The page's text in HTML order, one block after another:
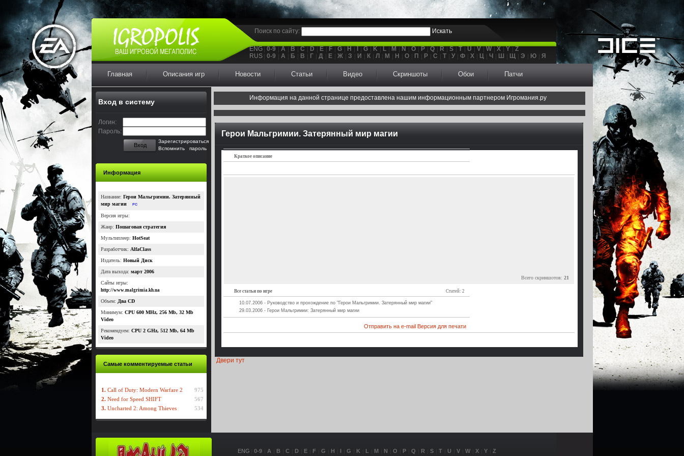
Поиск по сайту: Искать
ENG 0-9 A B C D E F G H G K L M N O P Q R S T U V W X Y
Z
RUS
0-9 А Б В Г Д Е Ж З И К Л М Н О П Р С Т У Ф Х Ц Ч Ш Щ Э Ю Я
Главная Описания игр Новости Статьи Видео Скриншоты Обои Патчи
Вход в систему
Логин:
Пароль:
Вход
Зарегистрироваться
Вспомнить пароль
Информация
Название: Герои Мальгримии. Затерянный
мир магии
PC
Версия игры:
Жанр: Пошаговая стратегия
Мультиплеер: HotSeat
Разработчик: AlfaClass
Издатель: Новый Диск
Дата выхода: март 2006
Сайты игры:
http://www.malgrimia.kh.ua
Объем: Два CD
Минимум: CPU 600 MHz, 256 Mb, 32 Mb
Video
Рекомендуем: CPU 2 GHz, 512 Mb, 64 Mb
Video
Самые комментируемые статьи
1.Call of Duty: Modern Warfare 2
975
2.Need for Speed SHIFT
567
3.Uncharted 2: Among Thieves 534
Информация на данной странице предоставлена нашим информационным партнером Игромания.ру
Герои Мальгримии. Затерянный мир магии
Краткое описание
Всего скриншотов: 21
Статей: 2
Все статьи по игре
10.07.2006 - Руководство и прохождение по "Герои Мальгримии. Затерянный мир магии"
29.03.2006 - Герои Мальгримии: Затерянный мир магии
Отправить на e-mail Версия для печати
Двери тут
ENG 0-9 A B C D E F G H I G K L M N O P Q R S T U V W X Y
Z